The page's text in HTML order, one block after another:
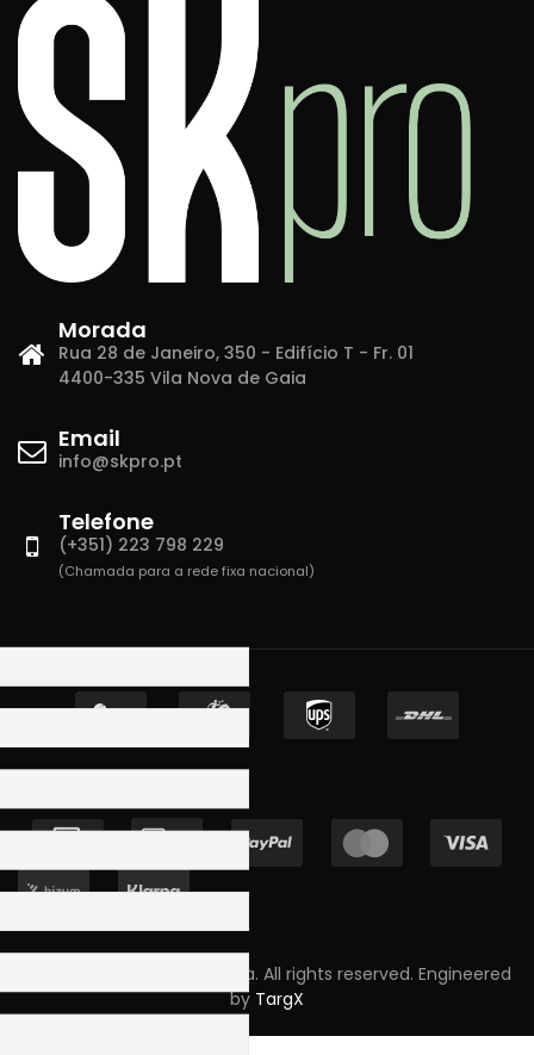
Morada
Rua 28 de Janeiro, 350 - Edifício T - Fr. 01
4400-335 Vila Nova de Gaia
Email
info@skpro.pt
Telefone
(+351) 223 798 229
(Chamada para a rede fixa nacional)
Copyright © 2023 Skpro, Lda. All rights reserved. Engineered
by TargX